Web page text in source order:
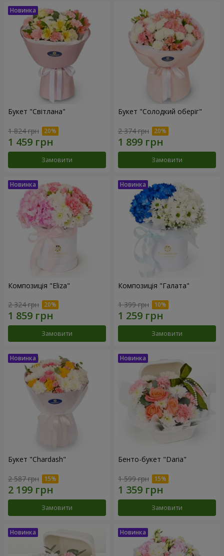
Букет "Світлана"
1 824 грн
Замовити
Букет "Солодкий оберіг"
2 374 грн
Замовити
Композиція "Eliza"
2 324 грн
Замовити
Композиція "Галата"
1 399 грн
Замовити
Букет "Chardash"
2 587 грн
Замовити
Бенто-букет "Daria"
1 599 грн
Замовити